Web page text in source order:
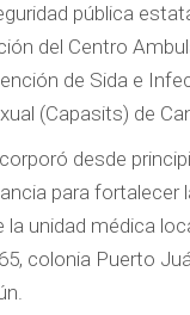
pública
del Centro
de Sida e
(Capasits) de
desde
para fortalecer
la unidad médica
colonia Puerto